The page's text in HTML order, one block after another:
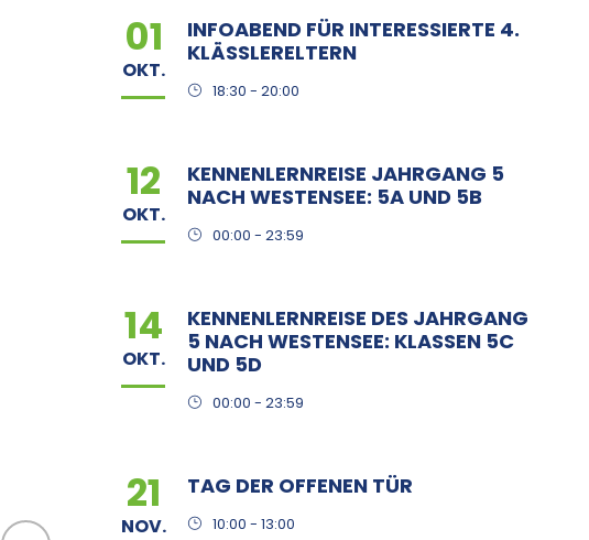
01
OKT.
INFOABEND FÜR INTERESSIERTE 4.
KLÄSSLERELTERN
18:30 - 20:00
12
OKT.
KENNENLERNREISE JAHRGANG 5
NACH WESTENSEE: 5A UND 5B
00:00 - 23:59
14
OKT.
KENNENLERNREISE DES JAHRGANG
5 NACH WESTENSEE: KLASSEN 5C
UND 5D
00:00 - 23:59
21
NOV.
TAG DER OFFENEN TÜR
10:00 - 13:00